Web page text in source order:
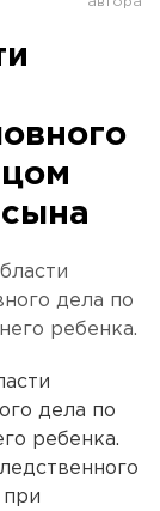
сына
дела по
ребенка.
дела по
ребенка.
при